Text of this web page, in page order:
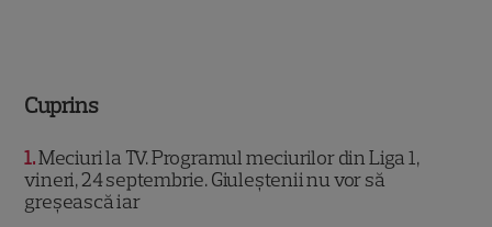
Cuprins
1 Meciuri la TV. Programul meciurilor din Liga 1,
vineri, 24 septembrie. Giuleştenii nu vor să
greşească iar